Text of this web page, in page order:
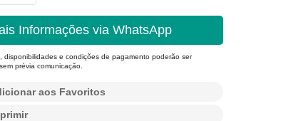
Informações via WhatsApp
disponibilidades e condições de pagamento poderão ser
prévia comunicação.
aos Favoritos